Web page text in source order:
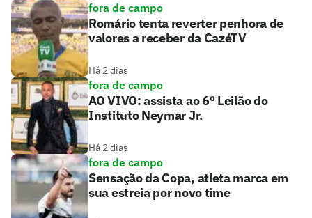
fora de campo
Romário tenta reverter penhora de
valores a receber da CazéTV
Há 2 dias
fora de campo
AO VIVO: assista ao 6º Leilão do
Instituto Neymar Jr.
Há 2 dias
fora de campo
Sensação da Copa, atleta marca em
sua estreia por novo time